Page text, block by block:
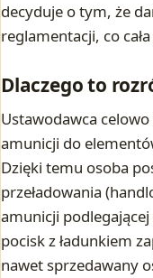
decyduje o tym, że
reglamentacji, co
Dlaczego to
Ustawodawca
amunicji do
Dzięki temu osoba
przeładowania
amunicji
pocisk z ładunkiem
nawet sprzedawany